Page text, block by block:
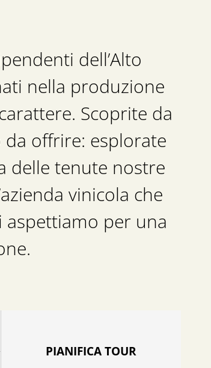
dell’Alto
nella produzione
Scoprite da
offrire: esplorate
delle tenute nostre
vinicola che
aspettiamo per una
PIANIFICA TOUR